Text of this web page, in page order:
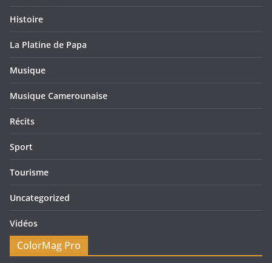
Histoire
La Platine de Papa
Musique
Musique Camerounaise
Récits
Sport
Tourisme
Uncategorized
Vidéos
ColorMag Pro